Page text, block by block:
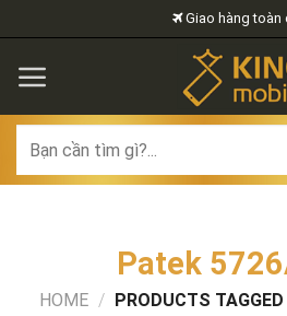
to
content
Giao hàng toàn
for:
Patek
HOME / PRODUCTS